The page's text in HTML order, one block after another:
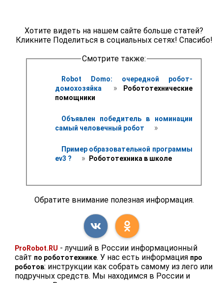
Хотите видеть на нашем сайте больше статей?
Кликните Поделиться в социальных сетях! Спасибо!
Смотрите также:
Robot Domo: очередной робот-
домохозяйка
»
Робототехнические
помощники
Объявлен победитель в номинации
самый человечный робот
»
Пример образовательной программы
ev3 ?
» Робототехника в школе
Обратите внимание полезная информация.
ProRobot.RU - лучший в России информационный
сайт по робототехнике. У нас есть информация про
роботов: инструкции как собрать самому из лего или
подручных средств. Мы находимся в России и